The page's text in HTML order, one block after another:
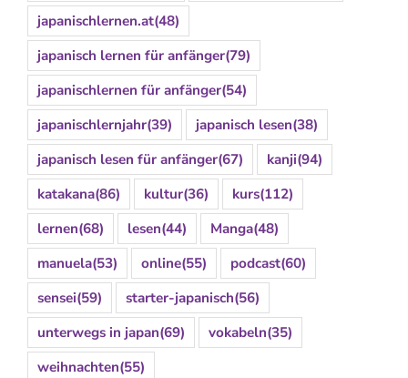
japanischlernen.at(48)
japanisch lernen für anfänger(79)
japanischlernen für anfänger(54)
japanischlernjahr(39) japanisch lesen(38)
japanisch lesen für anfänger(67) kanji(94)
katakana(86) kultur(36) kurs(112)
lernen(68) lesen(44) Manga(48)
manuela(53) online(55) podcast(60)
sensei(59) starter-japanisch(56)
unterwegs in japan(69) vokabeln(35)
weihnachten(55)